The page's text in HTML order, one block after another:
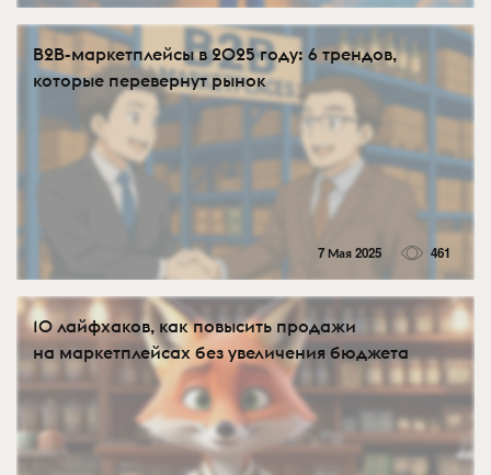
B2B-маркетплейсы в 2025 году: 6 трендов,
которые перевернут рынок
7 Мая 2025 461
10 лайфхаков, как повысить продажи
на маркетплейсах без увеличения бюджета